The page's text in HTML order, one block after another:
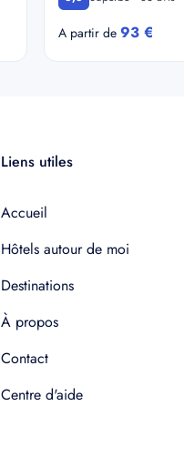
A partir de 93 €
Liens utiles
Accueil
Hôtels autour de moi
Destinations
À propos
Contact
Centre d'aide